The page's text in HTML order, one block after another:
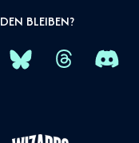
BLEIBEN?